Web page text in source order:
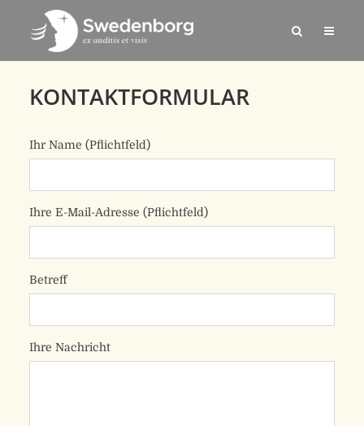
KONTAKTFORMULAR
Bitte lasse dieses Feld leer.
Ihr Name (Pflichtfeld)
Ihre E-Mail-Adresse (Pflichtfeld)
Betreff
Ihre Nachricht